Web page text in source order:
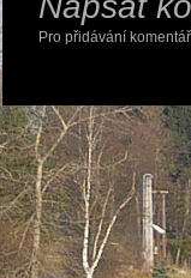
Pro přidávání